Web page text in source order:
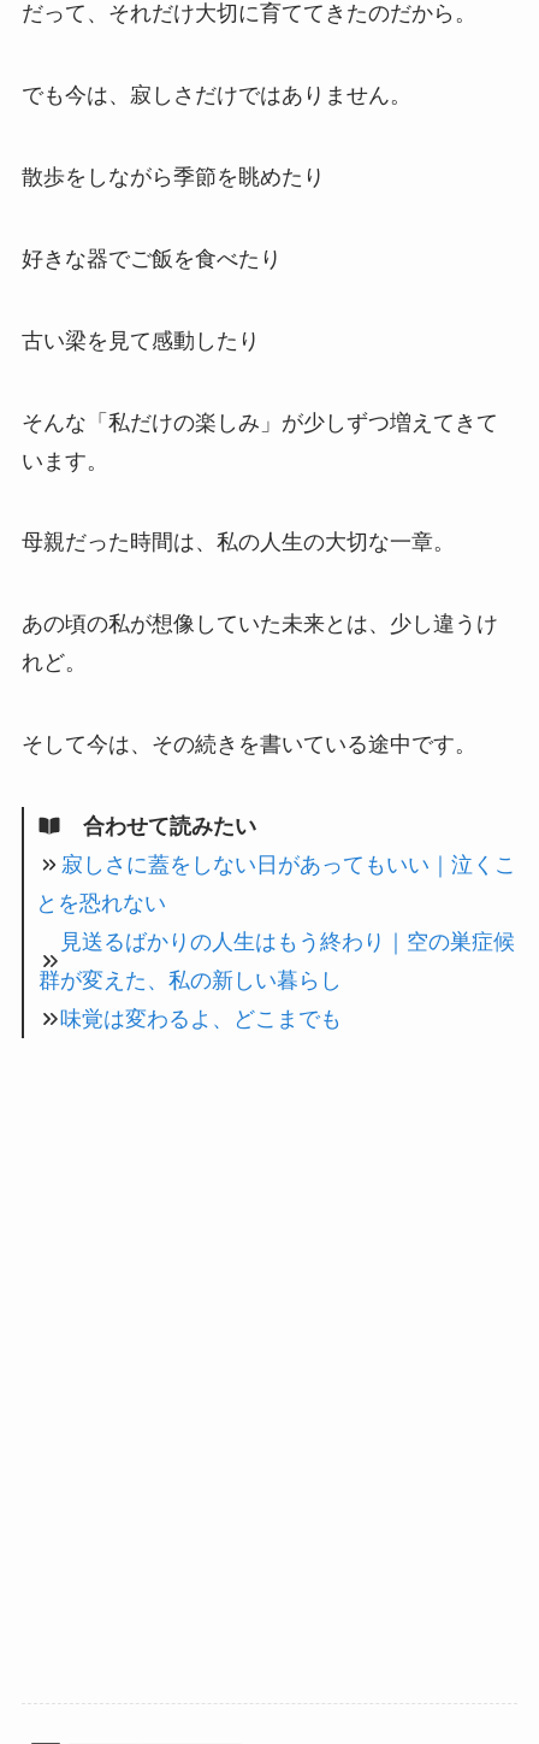
だって、それだけ大切に育ててきたのだから。
でも今は、寂しさだけではありません。
散歩をしながら季節を眺めたり
好きな器でご飯を食べたり
古い梁を見て感動したり
そんな「私だけの楽しみ」が少しずつ増えてきて
います。
母親だった時間は、私の人生の大切な一章。
あの頃の私が想像していた未来とは、少し違うけ
れど。
そして今は、その続きを書いている途中です。
合わせて読みたい
寂しさに蓋をしない日があってもいい｜泣くこ
とを恐れない
見送るばかりの人生はもう終わり｜空の巣症候
群が変えた、私の新しい暮らし
味覚は変わるよ、どこまでも